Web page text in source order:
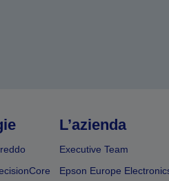
L’azienda
Executive Team
Epson Europe